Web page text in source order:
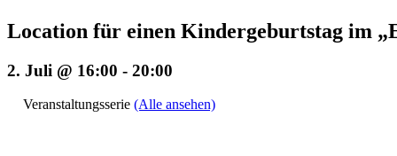
Location für einen Kindergeburtstag im
2. Juli @ 16:00 - 20:00
Veranstaltungsserie (Alle ansehen)